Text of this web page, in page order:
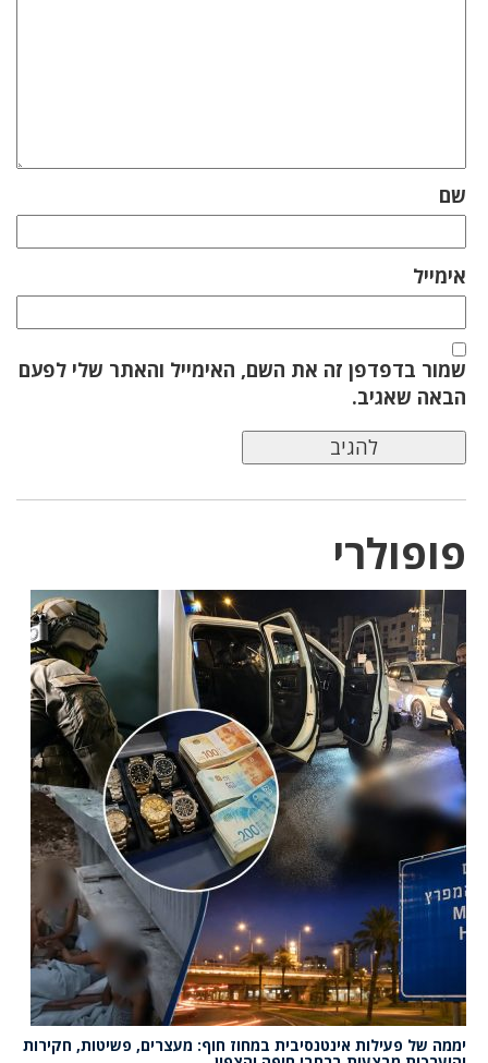
שם
אימייל
שמור בדפדפן זה את השם, האימייל והאתר שלי לפעם
הבאה שאגיב.
פופולרי
יממה של פעילות אינטנסיבית במחוז חוף: מעצרים, פשיטות, חקירות